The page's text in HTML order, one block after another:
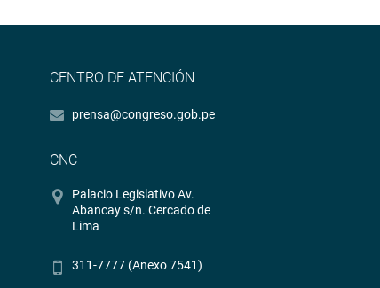
CENTRO DE ATENCIÓN
prensa@congreso.gob.pe
CNC
Palacio Legislativo Av.
Abancay s/n. Cercado de
Lima
311-7777 (Anexo 7541)